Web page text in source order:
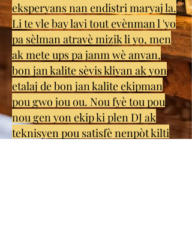
eksperyans nan endistri maryaj la.
Li te vle bay lavi tout evènman l 'yo
pa sèlman atravè mizik li yo, men
ak mete ups pa janm wè anvan,
bon jan kalite sèvis kliyan ak yon
etalaj de bon jan kalite ekipman
pou gwo jou ou. Nou fyè tou pou
nou gen yon ekip ki plen DJ ak
teknisyen pou satisfè nenpòt kilti